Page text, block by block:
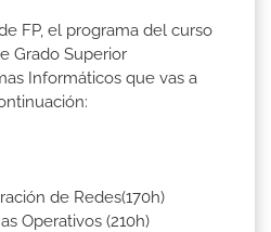
FP, el programa del curso
Grado Superior
Informáticos que vas a
de Redes(170h)
Operativos (210h)